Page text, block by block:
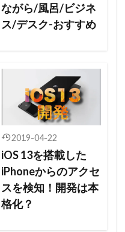
ながら/風呂/ビジネ
ス/デスク-おすすめ
2019-04-22
iOS 13を搭載した
iPhoneからのアクセ
スを検知！開発は本
格化？